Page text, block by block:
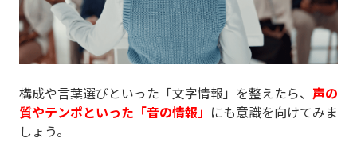
構成や言葉選びといった「文字情報」を整えたら、 声の
質やテンポといった「音の情報」 にも意識を向けてみま
しょう。